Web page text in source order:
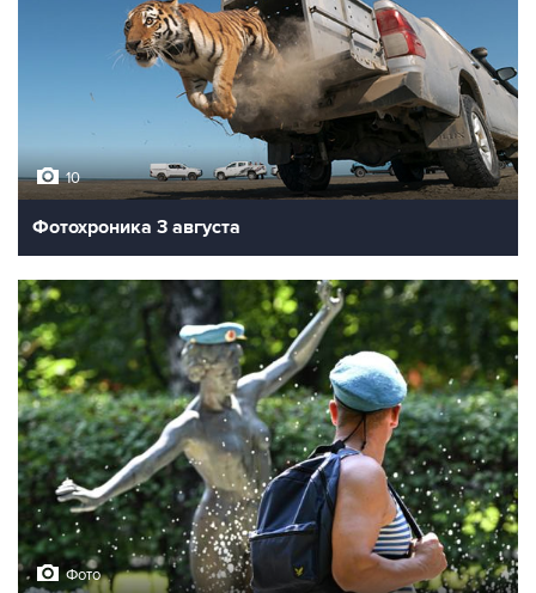
10
Фотохроника 3 августа
Фото